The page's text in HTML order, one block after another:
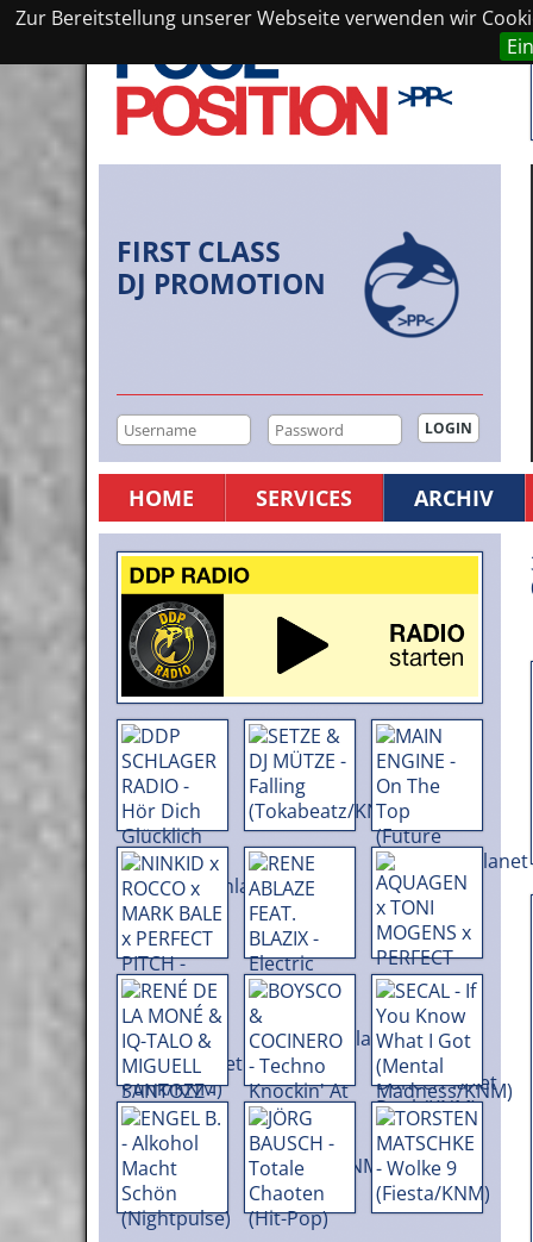
Zur Bereitstellung unserer Webseite verwenden wir
FIRST CLASS
DJ PROMOTION
HOME SERVICES ARCHIV